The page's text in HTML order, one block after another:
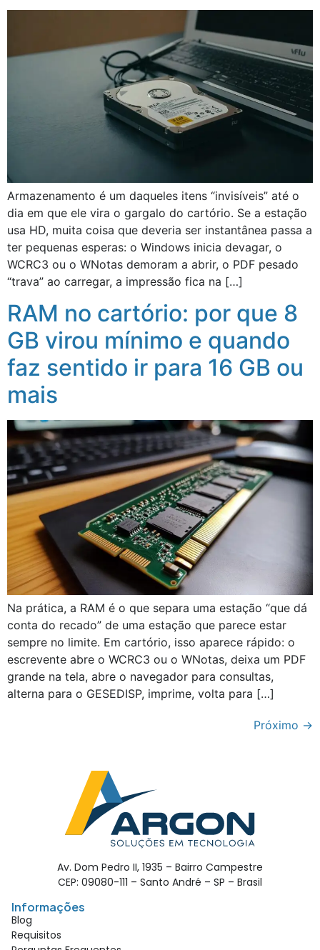
Armazenamento é um daqueles itens “invisíveis” até o
dia em que ele vira o gargalo do cartório. Se a estação
usa HD, muita coisa que deveria ser instantânea passa a
ter pequenas esperas: o Windows inicia devagar, o
WCRC3 ou o WNotas demoram a abrir, o PDF pesado
“trava” ao carregar, a impressão fica na […]
RAM no cartório: por que 8
GB virou mínimo e quando
faz sentido ir para 16 GB ou
mais
Na prática, a RAM é o que separa uma estação “que dá
conta do recado” de uma estação que parece estar
sempre no limite. Em cartório, isso aparece rápido: o
escrevente abre o WCRC3 ou o WNotas, deixa um PDF
grande na tela, abre o navegador para consultas,
alterna para o GESEDISP, imprime, volta para […]
Próximo →
Av. Dom Pedro II, 1935 – Bairro Campestre
CEP: 09080-111 – Santo André – SP – Brasil
Informações
Blog
Requisitos